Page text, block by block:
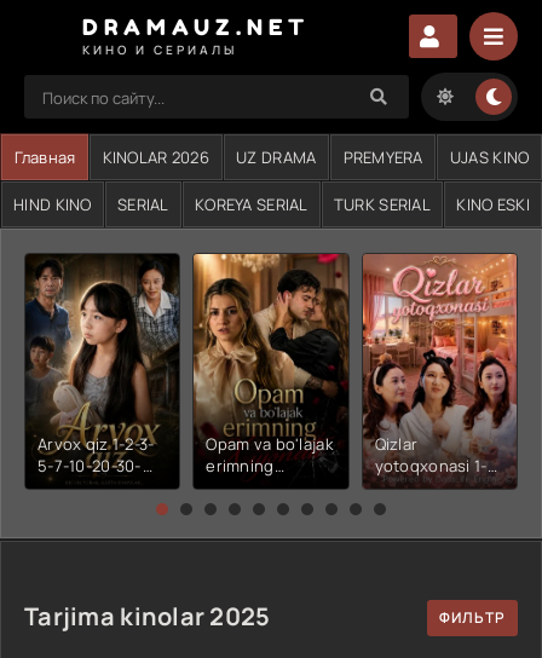
DRAMAUZ.NET
КИНО И СЕРИАЛЫ
Главная KINOLAR 2026 UZ DRAMA PREMYERA UJAS KINO
HIND KINO SERIAL KOREYA SERIAL TURK SERIAL KINO ESKI
Arvox qiz 1-2-3-
5-7-10-20-30-
50-60-70-80-
Opam va bo'lajak
erimning
xiyonati 1-2-3-4-
5-6-7-10-20-30-
tilida Barcha
Qizlar
yotoqxonasi 1-2-
3-4-5-6-7-10-20-
30-50-60-70-80-
tilida Barcha
qismlar 2026 HD
skachat
Tarjima kinolar 2025